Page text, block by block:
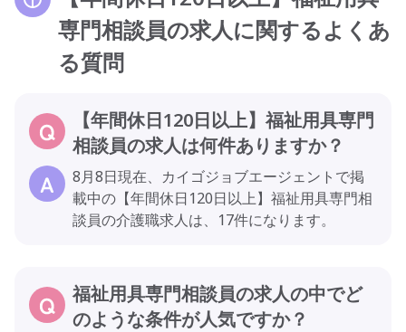
専門相談員の求人に関するよくあ
る質問
【年間休日120日以上】福祉用具専門
相談員の求人は何件ありますか？
8月8日現在、カイゴジョブエージェントで掲
載中の【年間休日120日以上】福祉用具専門相
談員の介護職求人は、17件になります。
福祉用具専門相談員の求人の中でど
のような条件が人気ですか？